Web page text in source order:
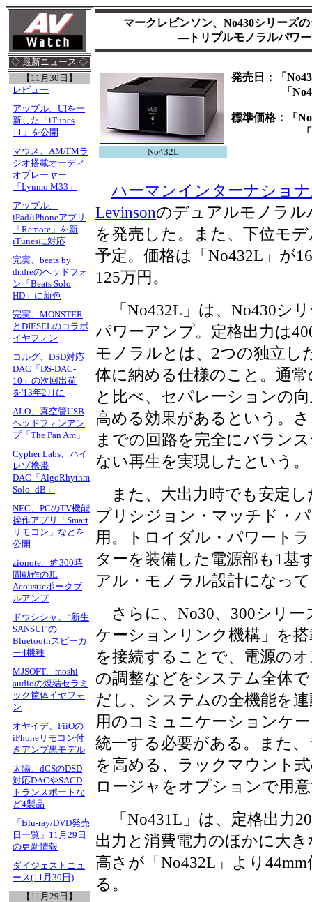
◇ 最新ニュース ◇
【11月30日】
レビュー
アップル、UIを一
新した「iTunes
11」を公開
マウス、AM/FMラ
ジオ搭載オーディ
オプレーヤー
「Lyumo M33」
アップル、
iPad/iPhoneアプリ
「Remote」を新
iTunesに対応
完実、beats by
dr.dreのヘッドフォ
ン「Beats Solo
HD」に新色
完実、MONSTER
とDIESELのコラボ
イヤフォン
コルグ、DSD対応
DAC「DS-DAC-
10」の次回出荷
を'13年2月に
ALO、真空管USB
ヘッドフォンアン
プ「The Pan Am」
Cypher Labs、ハイ
レゾ携帯
DAC「AlgoRhythm
Solo -dB」
NEC、PCのTV機能
操作アプリ「Smart
リモコン」などを
公開
zionote、約300時
間動作のJL
Acousticポータブ
ルアンプ
ドウシシャ、“新生
SANSUI”の
Bluetoothスピーカ
ー4機種
MJSOFT、moshi
audioの焼結セラミ
ック筐体イヤフォ
ン
オヤイデ、FiiOの
iPhoneリモコン付
きアンプ黒モデル
太陽、dCSのDSD
対応DACやSACD
トランスポートな
ど4製品
「Blu-ray/DVD発売
日一覧」11月29日
の更新情報
ダイジェストニュ
ース(11月30日)
【11月29日】
マークレビンソン、No430シリーズ
―トリプルモノラルパワ
No432L
発売日：「
「No431L
標準価格：「
「
ハーマンインターナショ
Levinsonのデュアルモノラル
を発売した。また、下位モ
予定。価格は「No432L」が
125万円。
「No432L」は、No430シ
パワーアンプ。定格出力は
モノラルとは、2つの独立し
体に納める仕様のこと。通
と比べ、セパレーションの
高める効果があるという。
までの回路を完全にバラン
ない再生を実現したという。
また、大出力時でも安定し
プリシジョン・マッチド・
用。トロイダル・パワート
ターを装備した電源部も1基
アル・モノラル設計になっ
さらに、No30、300シリー
ケーションリンク機構」を
を接続することで、電源の
の調整などをシステム全体
だし、システムの全機能を
用のコミュニケーションケ
統一する必要がある。また
を高める、ラックマウント
ロージャをオプションで用
「No431L」は、定格出力
出力と消費電力のほかに大
高さが「No432L」より
る。